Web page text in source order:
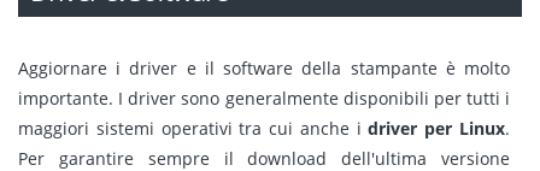
Aggiornare i driver e il software della stampante è molto
importante. I driver sono generalmente disponibili per tutti i
maggiori sistemi operativi tra cui anche idriver per Linux.
Per garantire sempre il download dell'ultima versione